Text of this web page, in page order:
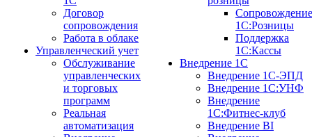
Договор
сопровождения
Работа в облаке
Управленческий учет
Обслуживание
управленческих
и торговых
программ
Реальная
автоматизация
Сопровождение
1С:Розницы
Поддержка
1С:Кассы
Внедрение 1С
Внедрение 1С-ЭПД
Внедрение 1С:УНФ
Внедрение
1С:Фитнес-клуб
Внедрение BI